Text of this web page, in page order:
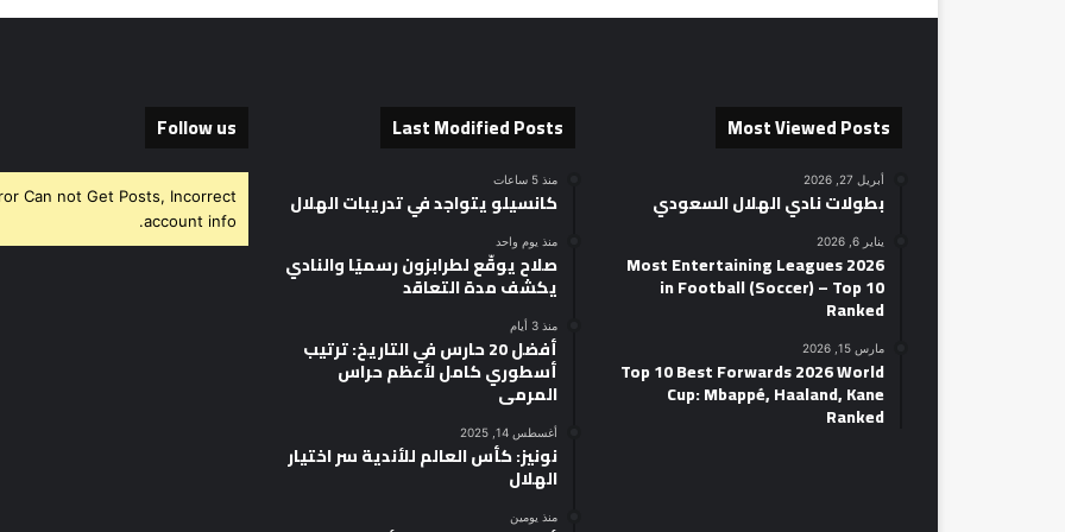
Most Viewed Posts
أبريل 27, 2026
بطولات نادي الهلال السعودي
يناير 6, 2026
2026 Most Entertaining Leagues
in Football (Soccer) – Top 10
Ranked
مارس 15, 2026
Top 10 Best Forwards 2026 World
Cup: Mbappé, Haaland, Kane
Ranked
Last Modified Posts
منذ 5 ساعات
كانسيلو يتواجد في تدريبات الهلال
منذ يوم واحد
صلاح يوقّع لطرابزون رسميًا والنادي
يكشف مدة التعاقد
منذ 3 أيام
أفضل 20 حارس في التاريخ: ترتيب
أسطوري كامل لأعظم حراس
المرمى
أغسطس 14, 2025
نونيز: كأس العالم للأندية سر اختيار
الهلال
منذ يومين
Follow us
Can not Get Posts, Incorrect
account info.